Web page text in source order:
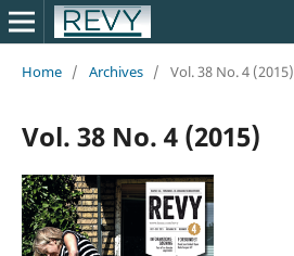
Home / Archives / Vol. 38 No. 4 (2015)
Vol. 38 No. 4 (2015)